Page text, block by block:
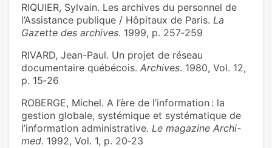
RIQUIER, Sylvain. Les archives du personnel de
l’Assistance publique / Hôpitaux de Paris. La
Gazette des archives. 1999, p. 257‑259
RIVARD, Jean-Paul. Un projet de réseau
documentaire québécois. Archives. 1980, Vol. 12,
p. 15‑26
ROBERGE, Michel. A l’ère de l’information : la
gestion globale, systémique et systématique de
l’information administrative. Le magazine Archi-
med. 1992, Vol. 1, p. 20‑23